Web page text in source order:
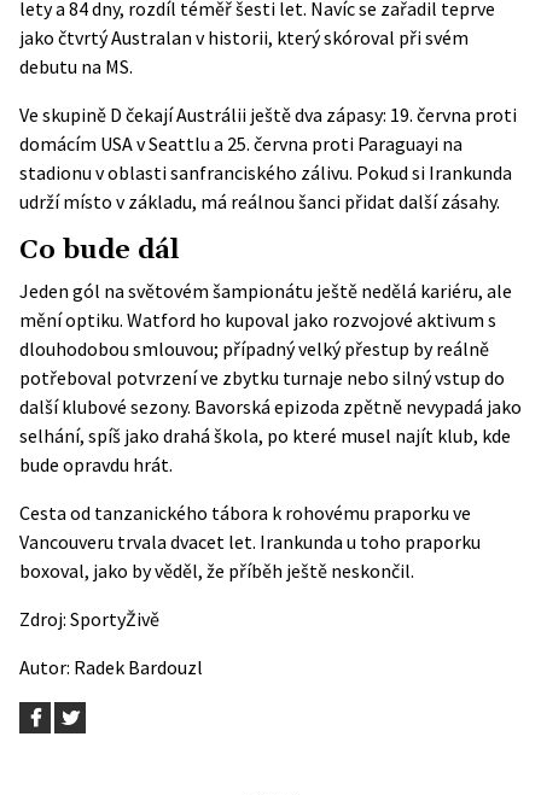
lety a 84 dny, rozdíl téměř šesti let. Navíc se zařadil teprve
jako čtvrtý Australan v historii, který skóroval při svém
debutu na MS.
Ve skupině D čekají Austrálii ještě dva zápasy: 19. června proti
domácím USA v Seattlu a 25. června proti Paraguayi na
stadionu v oblasti sanfranciského zálivu. Pokud si Irankunda
udrží místo v základu, má reálnou šanci přidat další zásahy.
Co bude dál
Jeden gól na světovém šampionátu ještě nedělá kariéru, ale
mění optiku. Watford ho kupoval jako rozvojové aktivum s
dlouhodobou smlouvou; případný velký přestup by reálně
potřeboval potvrzení ve zbytku turnaje nebo silný vstup do
další klubové sezony. Bavorská epizoda zpětně nevypadá jako
selhání, spíš jako drahá škola, po které musel najít klub, kde
bude opravdu hrát.
Cesta od tanzanického tábora k rohovému praporku ve
Vancouveru trvala dvacet let. Irankunda u toho praporku
boxoval, jako by věděl, že příběh ještě neskončil.
Zdroj: SportyŽivě
Autor: Radek Bardouzl